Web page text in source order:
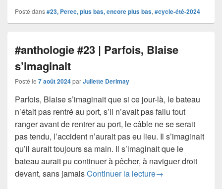
Posté dans#23, Perec, plus bas, encore plus bas,#cycle-été-2024
#anthologie #23 | Parfois, Blaise
s’imaginait
Posté le 7 août 2024parJuliette Derimay
Parfois, Blaise s’imaginait que si ce jour-là, le bateau
n’était pas rentré au port, s’il n’avait pas fallu tout
ranger avant de rentrer au port, le câble ne se serait
pas tendu, l’accident n’aurait pas eu lieu. Il s’imaginait
qu’il aurait toujours sa main. Il s’imaginait que le
bateau aurait pu continuer à pêcher, à naviguer droit
devant, sans jamaisContinuer la lecture#anthologie #23 |
→